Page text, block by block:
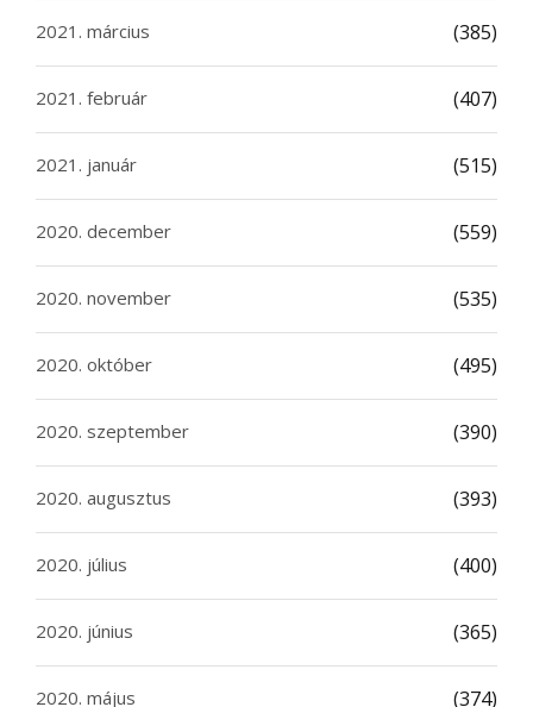
2021. március (385)
2021. február (407)
2021. január (515)
2020. december (559)
2020. november (535)
2020. október (495)
2020. szeptember (390)
2020. augusztus (393)
2020. július (400)
2020. június (365)
2020. május (374)